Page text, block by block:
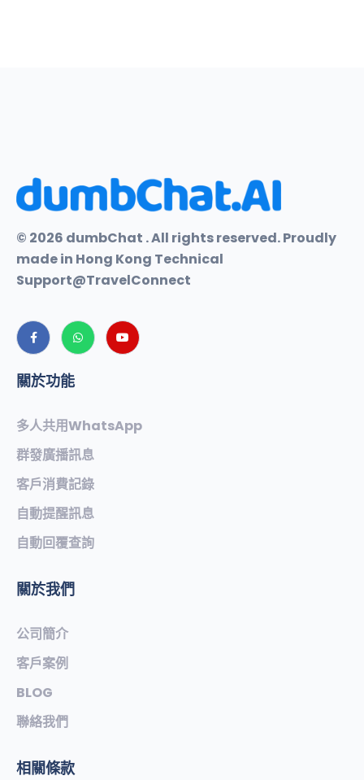
© 2026 dumbChat . All rights reserved. Proudly
made in Hong Kong Technical
Support@TravelConnect
關於功能
多人共用WhatsApp
群發廣播訊息
客戶消費記錄
自動提醒訊息
自動回覆查詢
關於我們
公司簡介
客戶案例
BLOG
聯絡我們
相關條款